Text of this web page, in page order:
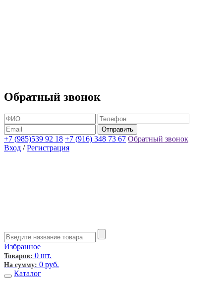
Обратный звонок
+7 (985)539 92 18 +7 (916) 348 73 67 Обратный звонок
Вход / Регистрация
Избранное
Товаров: 0 шт.
На сумму: 0 руб.
Каталог